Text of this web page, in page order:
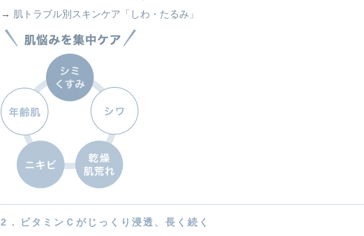
→ 肌トラブル別スキンケア「しわ・たるみ」
2 . ビタミンＣがじっくり浸透、長く続く